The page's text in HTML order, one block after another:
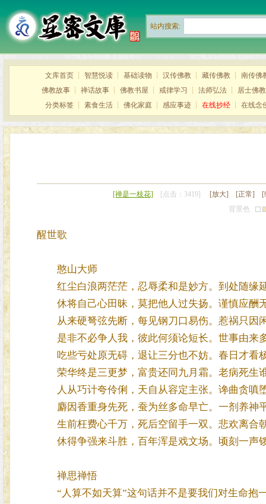
站内搜索:
文库首页 ┊ 智慧悦读 ┊ 基础读物 ┊ 汉传佛教 ┊ 藏传佛教 ┊ 南传佛
佛教故事 ┊ 禅话故事 ┊ 佛教书屋 ┊ 戒律学习 ┊ 法师弘法 ┊ 居士佛教
分类标签 ┊ 素食生活 ┊ 佛化家庭 ┊ 感应事迹 ┊ 在线抄经 ┊ 在线念
[禅是一枝花] [点击：3419] [放大] [正常]
背景色
醒世歌
憨山大师
红尘白浪两茫茫，忍辱柔和是妙方。到处随缘
休将自己心田昧，莫把他人过失扬。谨慎应酬
从来硬弩弦先断，每见钢刀口易伤。惹祸只因
是非不必争人我，彼此何须论短长。世事由来
吃些亏处原无碍，退让三分也不妨。春日才看
荣华终是三更梦，富贵还同九月霜。老病死生
人从巧计夸伶俐，天自从容定主张。谗曲贪嗔
麝因香重身先死，蚕为丝多命早亡。一剂养神
生前枉费心千万，死后空留手一双。悲欢离合
休得争强来斗胜，百年浑是戏文场。顷刻一声
禅思禅悟
“人算不如天算”这句话并不是要我们对生命抱